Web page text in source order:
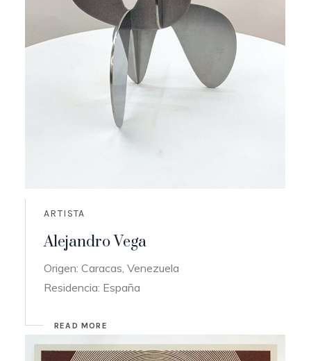
ARTISTA
Alejandro Vega
Origen: Caracas, Venezuela
Residencia: España
READ MORE